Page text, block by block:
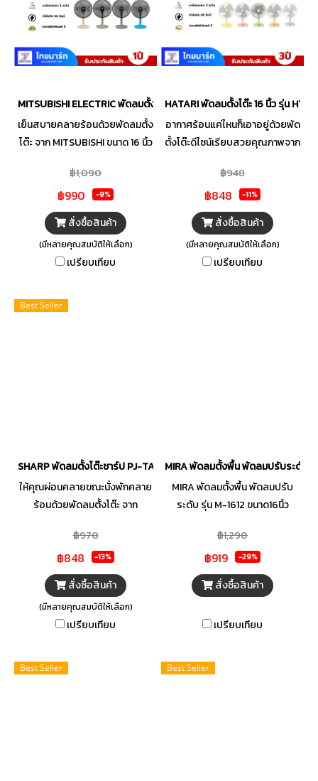
พลาสติก หรือวัสดุที่ไม่ลามไฟ จึง
ทำให้คุณมั่นใจได้ทุกครั้งที่ใช้งาน
MITSUBISHI ELECTRIC พัดลมตั้งโต๊ะ 16 นิ้ว รุ่น D16A-GC CM /CY คละสี
เย็นสบายคลายร้อนด้วยพัดลมตั้ง
โต๊ะ จาก MITSUBISHI ขนาด 16 นิ้ว
กระจายแรงลมได้อย่างทั่วถึง มี
ดีไซน์ที่เรียบง่ายสีสันสวยงาม มา
พร้อมมอเตอร์แบบปิดช่วย
ป้องกันสิ่งแปลกปลอมเข้าไป
ภายใน มีประสิทธิภาพสูง ทนทาน
และประหยัดพลังงาน ตัวฐาน
ความแข็งแรง ด้วยการใช้วัสดุและ
฿1,090
฿990 -9%
สั่งซื้อสินค้า
(มีหลายคุณสมบัติให้เลือก)
เปรียบเทียบ
HATARI พัดลมตั้งโต๊ะ 16 นิ้ว รุ่น HT-
อากาศร้อนแค่ไหนก็เอาอยู่ด้วยพัด
ตั้งโต๊ะดีไซน์เรียบสวยคุณภาพจาก
มาตรฐาน เสริมความปลอดภัย
ด้วยระบบตัดไฟอัตโนมัติ Thermo
Fuse และมอเตอร์ประสิทธิภาพ
สูง ให้คุณมั่นใจตลอดอายุการใช้
งาน สามารถปรับแรงลมได้ถึง 3
ระดับตามความต้องการ มาพร้อม
฿948
฿848 -11%
สั่งซื้อสินค้า
(มีหลายคุณสมบัติให้เลือก)
เปรียบเทียบ
Best Seller
SHARP พัดลมตั้งโต๊ะชาร์ป PJ-TA165 รุ่น 16 นิ้ว คละสี
ให้คุณผ่อนคลายขณะนั่งพักคลาย
ร้อนด้วยพัดลมตั้งโต๊ะ จาก
นิ้ว จำนวน 3 ใบพัด ซึ่งกระจายแรง
ลมได้อย่างทั่วถึง อีกทั้งยัง
ออกแบบตะแกรงหน้า-หลังให้มี
ความถี่เป็นพิเศษ รวมถึงฐาน
พัดลมโค้งมน ตอบโจทย์ความทัน
สมัย และตั้งวางได้อย่างแข็งแรง
THERMAL FUSE โดยจะตัดการ
฿970
฿848 -13%
สั่งซื้อสินค้า
(มีหลายคุณสมบัติให้เลือก)
เปรียบเทียบ
MIRA พัดลมตั้งพื้น พัดลมปรับระดับ รุ่
MIRA พัดลมตั้งพื้น พัดลมปรับ
ระดับ รุ่น M-1612 ขนาด16นิ้ว
฿1,290
฿919 -29%
สั่งซื้อสินค้า
เปรียบเทียบ
Best Seller Best Seller